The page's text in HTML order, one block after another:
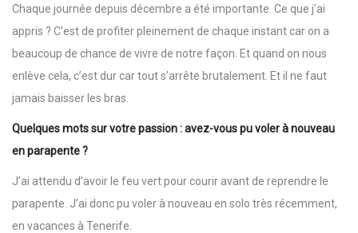
Chaque journée depuis décembre a été importante. Ce que j’ai
appris ? C’est de profiter pleinement de chaque instant car on a
beaucoup de chance de vivre de notre façon. Et quand on nous
enlève cela, c’est dur car tout s’arrête brutalement. Et il ne faut
jamais baisser les bras.
Quelques mots sur votre passion : avez-vous pu voler à nouveau
en parapente ?
J’ai attendu d’avoir le feu vert pour courir avant de reprendre le
parapente. J’ai donc pu voler à nouveau en solo très récemment,
en vacances à Tenerife.